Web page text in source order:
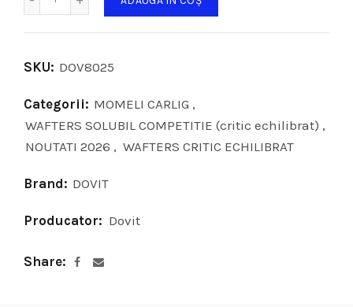
SKU: DOV8025
Categorii: MOMELI CARLIG ,
WAFTERS SOLUBIL COMPETITIE (critic echilibrat) ,
NOUTATI 2026 , WAFTERS CRITIC ECHILIBRAT
Brand: DOVIT
Producator: Dovit
Share